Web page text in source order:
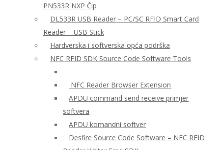
PN533R NXP Čip
DL533R USB Reader – PC/SC RFID Smart Card
Reader – USB Stick
Hardverska i softverska opća podrška
NFC RFID SDK Source Code Software Tools
NFC Reader Browser Extension
APDU command send receive primjer
softvera
APDU komandni softver
Desfire Source Code Software – NFC RFID